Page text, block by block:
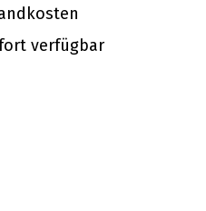
verfügbar